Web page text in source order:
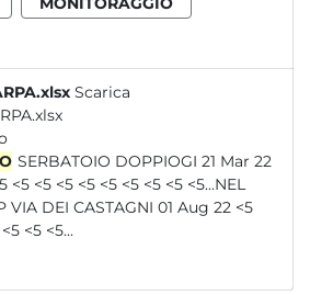
Scarica
SERBATOIO DOPPIOGI 21 Mar 22
<5 <5 <5 <5 <5 <5 <5 <5 <5...NEL
VIA DEI CASTAGNI 01 Aug 22 <5
<5 <5...